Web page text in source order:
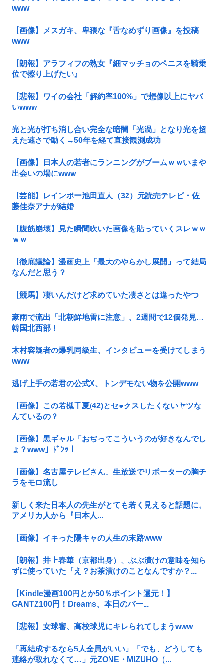
www
【画像】メスガキ、卑猥な『舌なめずり画像』を投稿
www
【朗報】アラフィフの熟女『細マッチョのペニスを騎乗
位で擦り上げたい』
【悲報】ワイの会社「解約率100%」で想像以上にヤバ
いwww
光と光が打ち消し合い完全な暗闇「光渦」となり光を超
えた速さで動く→50年を経て直接観測成功
【画像】日本人の若者にランニングがブームｗｗいまや
出会いの場にwww
【芸能】レインボー池田直人（32）元読売テレビ・佐
藤佳奈アナが結婚
【腹筋崩壊】見た瞬間吹いた画像を貼っていくスレｗｗ
ｗｗ
【徹底議論】漫画史上「最大のやらかし展開」って結局
なんだと思う？
【競馬】凄いんだけど求めていた凄さとは違ったやつ
豪雨で流出「北朝鮮地雷に注意」、2週間で12個発見…
韓国北西部！
木村容疑者の爆乳同級生、インタビューを受けてしまう
www
逃げ上手の若君の公式X、トンデモない物を公開www
【画像】この若槻千夏(42)とセ●クスしたくないヤツな
んているの？
【画像】黒ギャル「おぢってこういうのが好きなんでし
ょ？www」ﾄﾞﾝｯ！
【画像】名古屋テレビさん、生放送でリポーターの胸チ
ラをモロ流し
新しく来た日本人の先生がとても若く見えると話題に。
アメリカ人から『日本人...
【画像】イキった陽キャの人生の末路www
【朗報】井上春華（京都出身）、ぶぶ漬けの意味を知ら
ずに使っていた「え？お茶漬けのことなんですか？...
【Kindle漫画100円とか50％ポイント還元！】
GANTZ100円！Dreams、本日のバー...
【悲報】女球審、高校球児にキレられてしまうwww
「再結成するなら5人全員がいい」「でも、どうしても
連絡が取れなくて…」元ZONE・MIZUHO（...